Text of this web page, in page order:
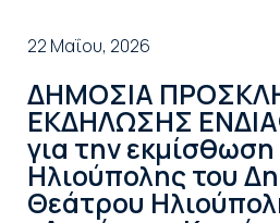
22 Μαΐου, 2026
ΔΗΜΟΣΙΑ
ΕΚΔΗΛΩΣΗΣ
για την
Ηλιούπολης του
Θεάτρου